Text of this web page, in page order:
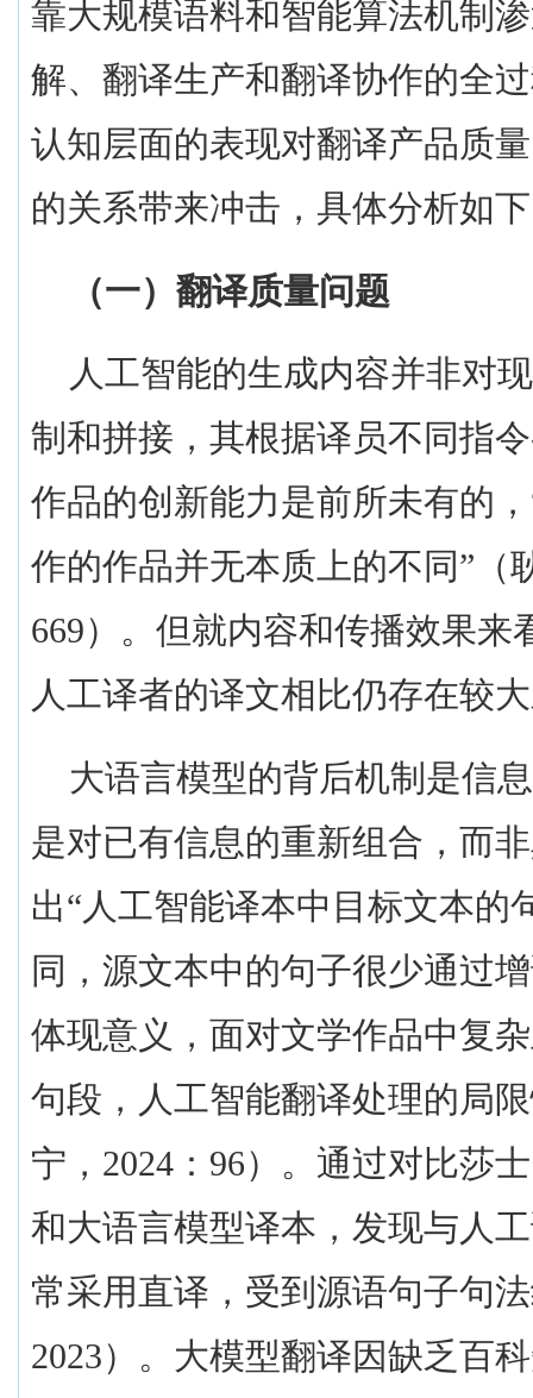
靠大规模语料和智能算法机制
解、翻译生产和翻译协作的全
认知层面的表现对翻译产品质
的关系带来冲击，具体分析如
（一）翻译质量问题
人工智能的生成内容并非对
制和拼接，其根据译员不同指
作品的创新能力是前所未有的
作的作品并无本质上的不同”（
669）。但就内容和传播效果来
人工译者的译文相比仍存在较
大语言模型的背后机制是信
是对已有信息的重新组合，而
出“人工智能译本中目标文本的
同，源文本中的句子很少通过
体现意义，面对文学作品中复
句段，人工智能翻译处理的局
宁， 2024 ： 96）。通过对比莎
和大语言模型译本，发现与人
常采用直译，受到源语句子句
2023）。大模型翻译因缺乏百